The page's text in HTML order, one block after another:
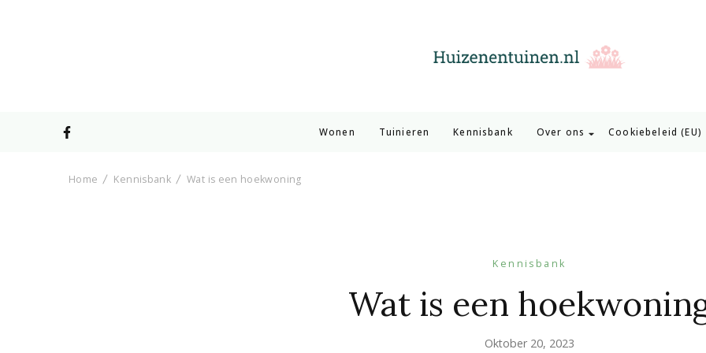
Wonen Tuinieren Kennisbank Over ons Cookiebeleid (EU)
Home Kennisbank Wat is een hoekwoning
Kennisbank
Wat is een
Oktober 20, 2023